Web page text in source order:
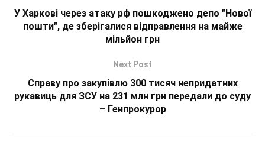
У Харкові через атаку рф пошкоджено депо "Нової
пошти", де зберігалися відправлення на майже
мільйон грн
Next Post
Справу про закупівлю 300 тисяч непридатних
рукавиць для ЗСУ на 231 млн грн передали до суду
– Генпрокурор